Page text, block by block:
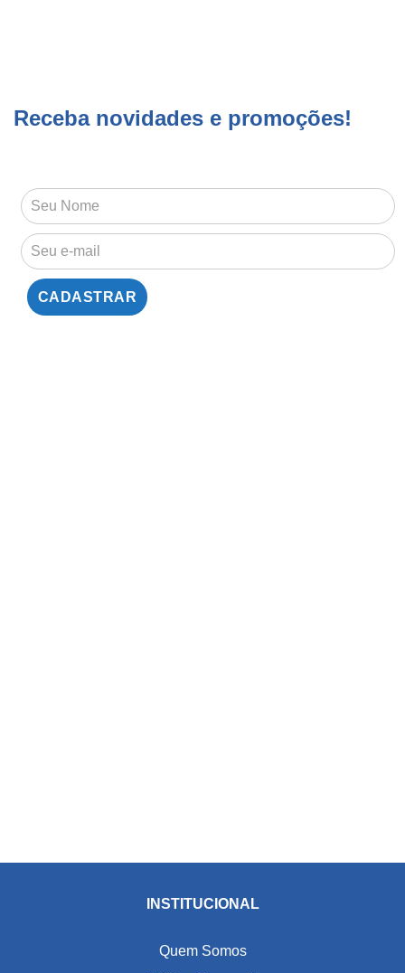
Receba novidades e promoções!
INSTITUCIONAL
Quem Somos